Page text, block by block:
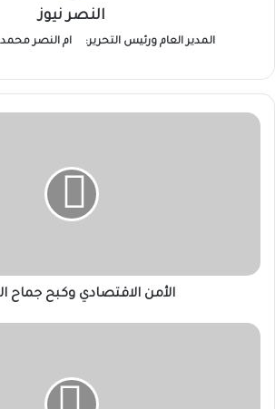
النصر نيوز
المدير العام ورئيس التحرير: ام النصر
الأمن
الأمن الاقتصادي وكبح جماح
الاهلي